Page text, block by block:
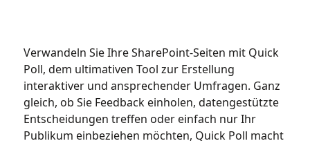
Verwandeln Sie Ihre SharePoint-Seiten mit Quick
Poll, dem ultimativen Tool zur Erstellung
interaktiver und ansprechender Umfragen. Ganz
gleich, ob Sie Feedback einholen, datengestützte
Entscheidungen treffen oder einfach nur Ihr
Publikum einbeziehen möchten, Quick Poll macht